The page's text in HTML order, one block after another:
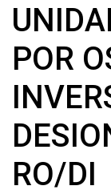
POR
RO/DI